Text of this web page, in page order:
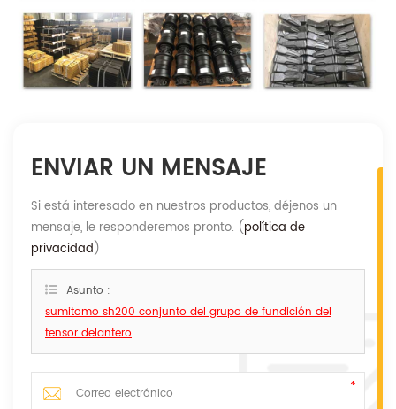
ENVIAR UN MENSAJE
Si está interesado en nuestros productos, déjenos un
mensaje, le responderemos pronto. (política de
privacidad)
Asunto :
sumitomo sh200 conjunto del grupo de fundición del
tensor delantero